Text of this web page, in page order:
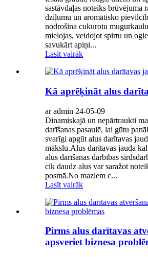
sastāvdaļas noteiks brūvējuma
dziļumu un aromātisko
nodrošina cukurotu
mielojas, veidojot spirtu un
savukārt apiņi...
Lasīt vairāk
Kā aprēķināt alus
ar admin 24-05-09
Dinamiskajā un nepārtraukti
darīšanas pasaulē, lai gūtu
svarīgi apgūt alus darītavas
mākslu.Alus darītavas jauda
alus darīšanas darbības
cik daudz alus var saražot
posmā.No maziem c...
Lasīt vairāk
Pirms alus darītavas
apsveriet biznesa